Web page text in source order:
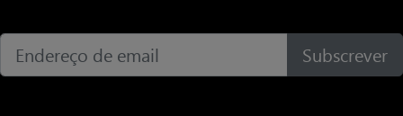
Subscrever